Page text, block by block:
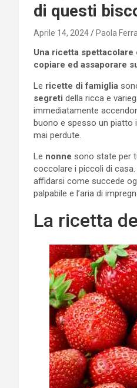
di questi
Aprile 14, 2024 Paola
Una ricetta
copiare ed assaporare
Le ricette di famiglia
segreti della ricca e
immediatamente
buono e spesso un piatto
mai perdute.
Le nonne sono state per
coccolare i piccoli di
affidarsi come succede
palpabile e l’aria di
La ricetta